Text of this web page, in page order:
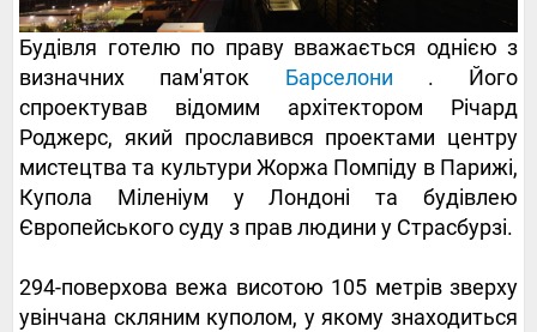
Будівля готелю по праву вважається однією з
визначних пам'яток Барселони . Його
спроектував відомим архітектором Річард
Роджерс, який прославився проектами центру
мистецтва та культури Жоржа Помпіду в Парижі,
Купола Міленіум у Лондоні та будівлею
Європейського суду з прав людини у Страсбурзі.
294-поверхова вежа висотою 105 метрів зверху
увінчана скляним куполом, у якому знаходиться